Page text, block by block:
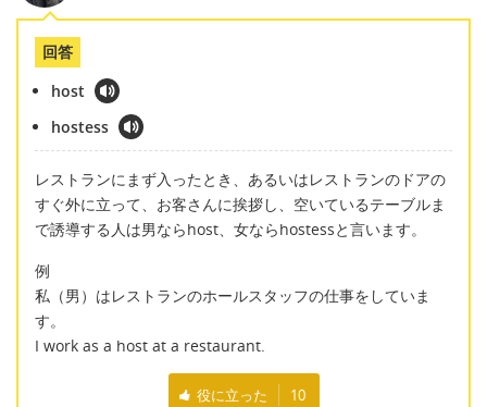
回答
host
hostess
レストランにまず入ったとき、あるいはレストランのドアの
すぐ外に立って、お客さんに挨拶し、空いているテーブルま
で誘導する人は男ならhost、女ならhostessと言います。
例
私（男）はレストランのホールスタッフの仕事をしていま
す。
I work as a host at a restaurant.
役に立った 10